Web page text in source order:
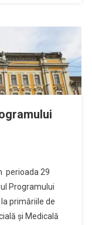
perioada 29
Programului
primăriile de
și Medicală